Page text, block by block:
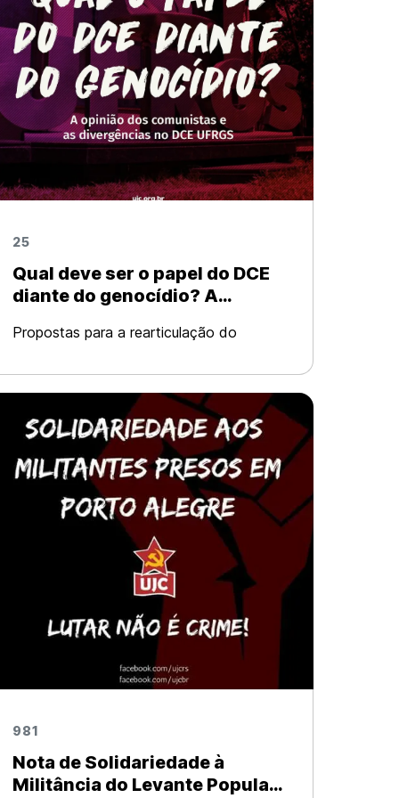
25
Qual deve ser o papel do DCE
diante do genocídio? A
divergências no DCE UFRGS
Propostas para a rearticulação do
Núcleo UFRGS da União da Juventude
Comunista vem a público se manifestar
sobre o que defendemos como os
principais desafios e
981
Nota de Solidariedade à
Militância do Levante Popular